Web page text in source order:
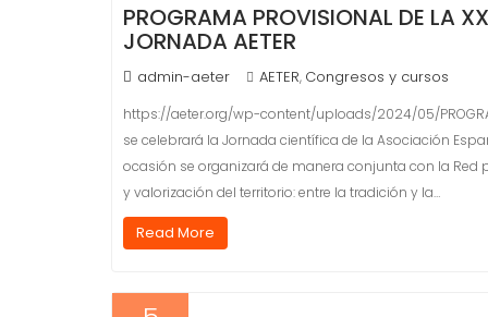
PROGRAMA PROVISIONAL DE LA
JORNADA AETER
admin-aeter AETER, Congresos y cursos
https://aeter.org/wp-content/uploads/2024/05/
se celebrará la Jornada científica de la Asociación
ocasión se organizará de manera conjunta con la Red
y valorización del territorio: entre la tradición y la…
Read More